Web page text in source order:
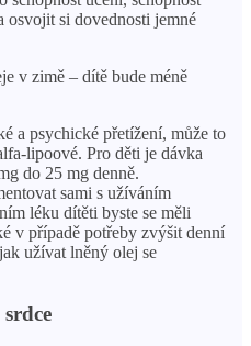
osvojit si dovednosti jemné
v zimě – dítě bude méně
a psychické přetížení, může to
lipoové. Pro děti je dávka
do 25 mg denně.
sami s užíváním
léku dítěti byste se měli
v případě potřeby zvýšit denní
užívat lněný olej se